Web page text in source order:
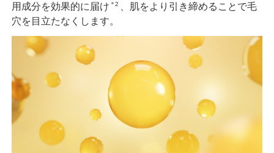
用成分を効果的に届け ＊2
、肌をより引き締めることで毛
穴を目立たなくします。